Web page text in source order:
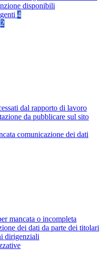
disponibili
4
2
dal rapporto di lavoro
da pubblicare sul sito
comunicazione dei dati
mancata o incompleta
dei dati da parte dei titolari
dirigenziali